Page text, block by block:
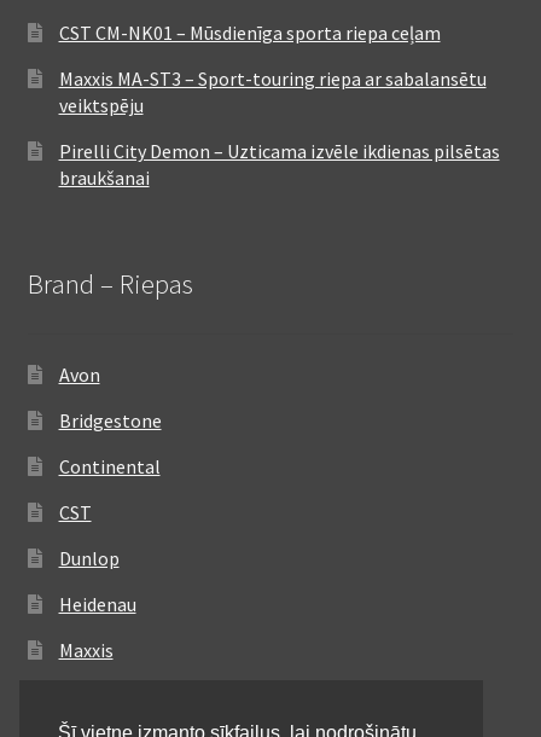
CST CM-NK01 – Mūsdienīga sporta riepa ceļam
Maxxis MA-ST3 – Sport-touring riepa ar sabalansētu
veiktspēju
Pirelli City Demon – Uzticama izvēle ikdienas pilsētas
braukšanai
Brand – Riepas
Avon
Bridgestone
Continental
CST
Dunlop
Heidenau
Maxxis
Šī vietne izmanto sīkfailus, lai nodrošinātu